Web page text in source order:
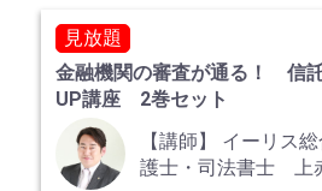
見放題
金融機関の審査が通る！ 信
UP講座 2巻セット
【講師】 イーリス
護士・司法書士 上